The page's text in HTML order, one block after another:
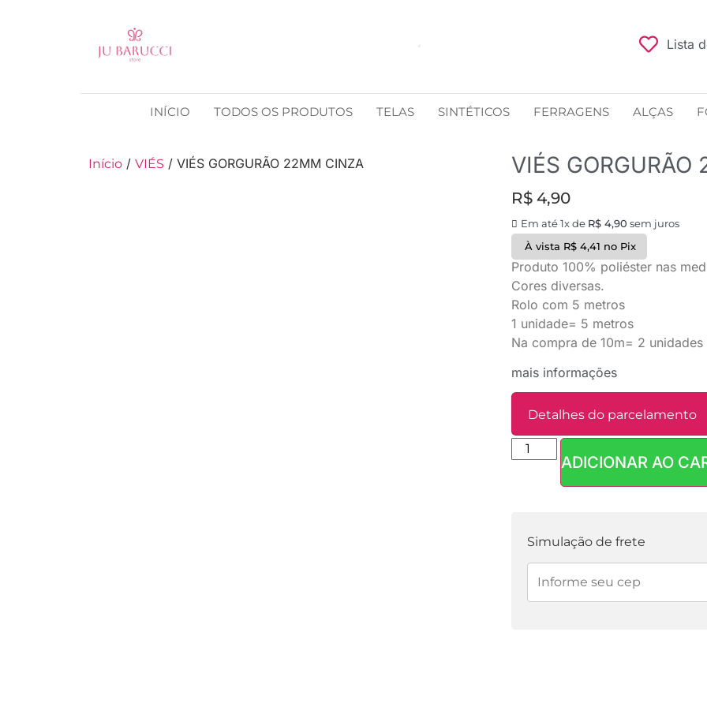
Lista
INÍCIO TODOS OS PRODUTOS TELAS SINTÉTICOS FERRAGENS ALÇAS
Início / VIÉS / VIÉS GORGURÃO 22MM CINZA VIÉS GORGURÃO
R$4,90
Em até 1x de R$4,90 sem juros
À vista R$ 4,41 no Pix
Produto 100% poliéster nas
Cores diversas.
Rolo com 5 metros
1 unidade= 5 metros
Na compra de 10m= 2 unidades
mais informações
Detalhes do parcelamento
Parcelas:ADICIONAR AO
Simulação de frete